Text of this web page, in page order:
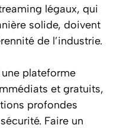
légaux, qui
solide, doivent
de l’industrie.
plateforme
et gratuits,
profondes
Faire un